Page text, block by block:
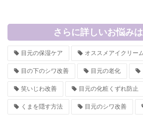
さらに詳しいお悩み
目元の保湿ケア オススメアイクリー
目の下のシワ改善 目元の老化
笑いじわ改善 目元の化粧くずれ防止
くまを隠す方法 目元のシワ改善